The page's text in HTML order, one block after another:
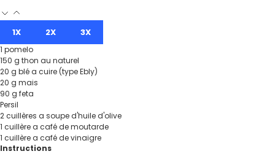
1X 2X 3X
1 pomelo
150 g thon au naturel
20 g blé a cuire (type Ebly)
20 g mais
90 g feta
Persil
2cuillères a soupe d'huile d'olive
1 cuillèrea café de moutarde
1 cuillèrea café de vinaigre
Instructions